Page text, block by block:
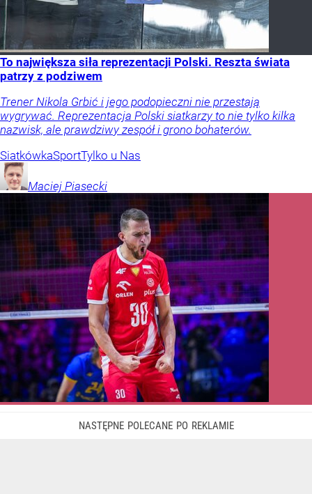
To największa siła reprezentacji Polski. Reszta świata
patrzy z podziwem
Trener Nikola Grbić i jego podopieczni nie przestają
wygrywać. Reprezentacja Polski siatkarzy to nie tylko kilka
nazwisk, ale prawdziwy zespół i grono bohaterów.
SiatkówkaSportTylko u Nas
Maciej Piasecki